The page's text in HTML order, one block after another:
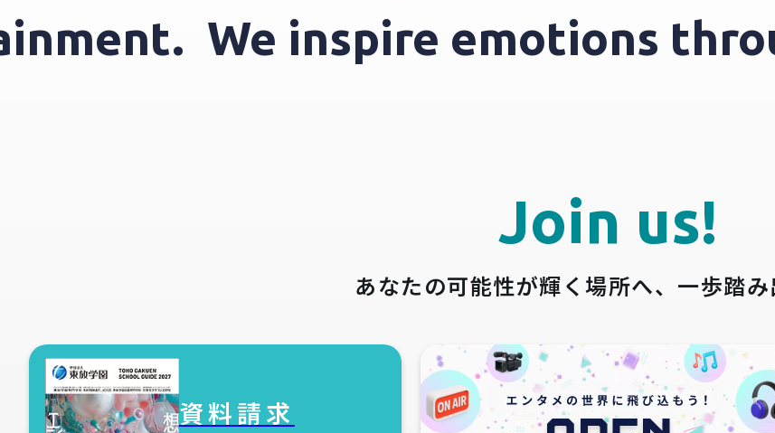
We inspire emotions
Join us!
あなたの可能性が輝く場所へ、 一歩踏み
資料請求